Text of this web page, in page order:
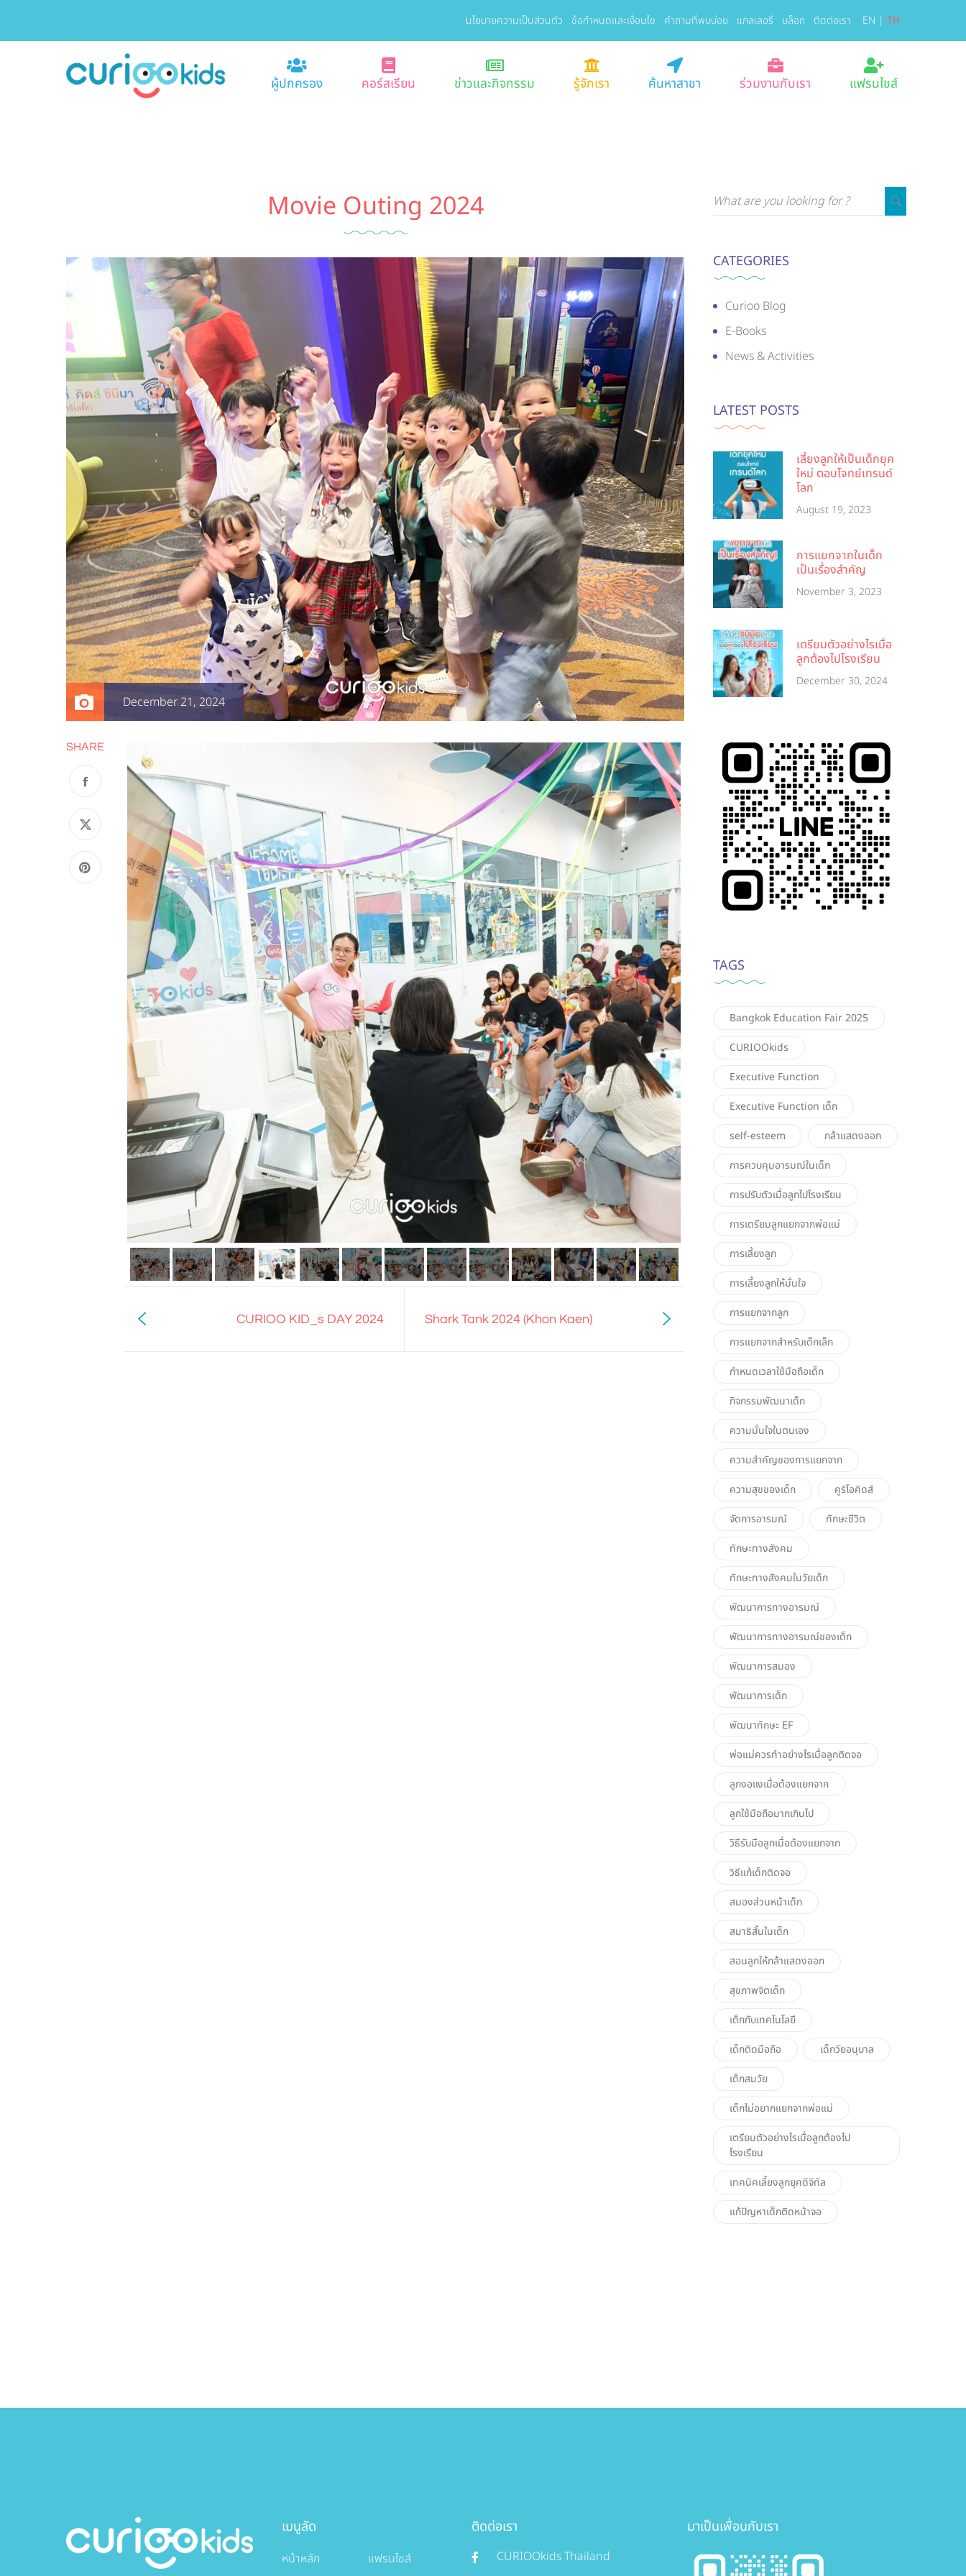
นโยบายความเป็นส่วนตัว ข้อกำหนดและเงื่อนไข คำถามที่พบบ่อย แกลเลอรี่ บล็อก ติดต่อเรา EN | TH
ผู้ปกครอง คอร์สเรียน ข่าวและกิจกรรม รู้จักเรา ค้นหาสาขา ร่วมงานกับเรา แฟรนไชส์
Movie Outing 2024
December 21, 2024
SHARE
Shark Tank 2024 (Khon Kaen)
CURIOO KID_s DAY 2024
CATEGORIES
Curioo Blog
E-Books
News & Activities
LATEST POSTS
เลี้ยงลูกให้เป็นเด็กยุค
ใหม่ ตอบโจทย์เทรนด์
โลก
August 19, 2023
การแยกจากในเด็ก
เป็นเรื่องสำคัญ
November 3, 2023
เตรียมตัวอย่างไรเมื่อ
ลูกต้องไปโรงเรียน
December 30, 2024
TAGS
Bangkok Education Fair 2025
CURIOOkids
Executive Function
Executive Function เด็ก
self-esteem
กล้าแสดงออก
การควบคุมอารมณ์ในเด็ก
การปรับตัวเมื่อลูกไปโรงเรียน
การเตรียมลูกแยกจากพ่อแม่
การเลี้ยงลูก
การเลี้ยงลูกให้มั่นใจ
การแยกจากลูก
การแยกจากสำหรับเด็กเล็ก
กำหนดเวลาใช้มือถือเด็ก
กิจกรรมพัฒนาเด็ก
ความมั่นใจในตนเอง
ความสำคัญของการแยกจาก
ความสุขของเด็ก
คูริโอคิดส์
จัดการอารมณ์
ทักษะชีวิต
ทักษะทางสังคม
ทักษะทางสังคมในวัยเด็ก
พัฒนาการทางอารมณ์
พัฒนาการทางอารมณ์ของเด็ก
พัฒนาการสมอง
พัฒนาการเด็ก
พัฒนาทักษะ EF
พ่อแม่ควรทำอย่างไรเมื่อลูกติดจอ
ลูกงอแงเมื่อต้องแยกจาก
ลูกใช้มือถือมากเกินไป
วิธีรับมือลูกเมื่อต้องแยกจาก
วิธีแก้เด็กติดจอ
สมองส่วนหน้าเด็ก
สมาธิสั้นในเด็ก
สอนลูกให้กล้าแสดงออก
สุขภาพจิตเด็ก
เด็กกับเทคโนโลยี
เด็กติดมือถือ
เด็กวัยอนุบาล
เด็กสมวัย
เด็กไม่อยากแยกจากพ่อแม่
เตรียมตัวอย่างไรเมื่อลูกต้องไป
โรงเรียน
เทคนิคเลี้ยงลูกยุคดิจิทัล
แก้ปัญหาเด็กติดหน้าจอ
เมนูลัด
หน้าหลัก แฟรนไชส์
ติดต่อเรา
CURIOOkids Thailand
มาเป็นเพื่อนกับเรา